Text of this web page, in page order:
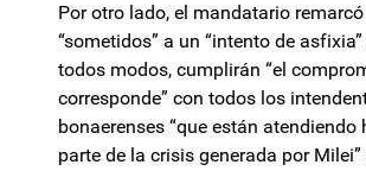
Por otro lado, el mandatario
“sometidos” a un “intento de
todos modos, cumplirán “el
corresponde” con todos los
bonaerenses “que están atendiendo
parte de la crisis generada por